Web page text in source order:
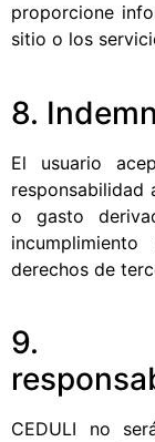
proporcione
sitio o los
8.
El usuario
responsabilidad
o gasto
derechos de
9.
CEDULI no